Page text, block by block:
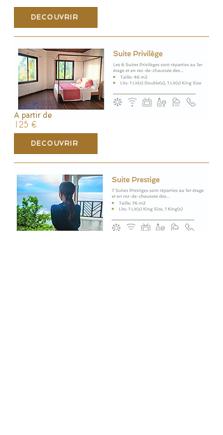
DECOUVRIR
A partir de
125 €
DECOUVRIR